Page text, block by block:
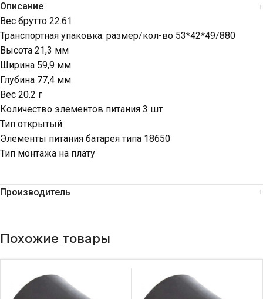
Описание
Вес брутто 22.61
Транспортная упаковка: размер/кол-во 53*42*49/880
Высота 21,3 мм
Ширина 59,9 мм
Глубина 77,4 мм
Вес 20.2 г
Количество элементов питания 3 шт
Тип открытый
Элементы питания батарея типа 18650
Тип монтажа на плату
Производитель
Похожие товары